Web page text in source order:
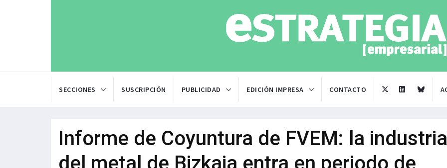
SECCIONES SUSCRIPCIÓN PUBLICIDAD EDICIÓN IMPRESA CONTACTO
Informe de Coyuntura de FVEM: la industria